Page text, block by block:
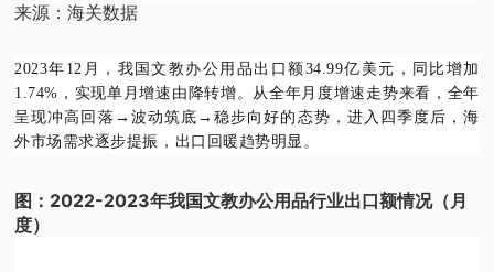
来源：海关数据
2023年12月，我国文教办公用品出口额34.99亿美元，同比增加
1.74%，实现单月增速由降转增。从全年月度增速走势来看，全年
呈现冲高回落→波动筑底→稳步向好的态势，进入四季度后，海
外市场需求逐步提振，出口回暖趋势明显。
图：2022-2023年我国文教办公用品行业出口额情况（月
度）